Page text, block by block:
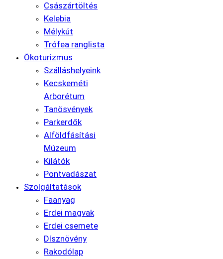
Császártöltés
Kelebia
Mélykút
Trófea ranglista
Ökoturizmus
Szálláshelyeink
Kecskeméti
Arborétum
Tanösvények
Parkerdők
Alföldfásítási
Múzeum
Kilátók
Pontvadászat
Szolgáltatások
Faanyag
Erdei magvak
Erdei csemete
Dísznövény
Rakodólap